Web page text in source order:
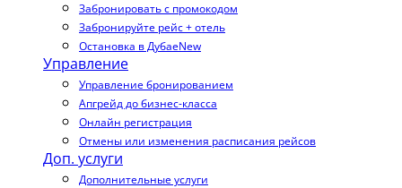
Забронировать с промокодом
Забронируйте рейс + отель
Остановка в ДубаеNew
Управление
Управление бронированием
Апгрейд до бизнес-класса
Онлайн регистрация
Отмены или изменения расписания рейсов
Доп. услуги
Дополнительные услуги